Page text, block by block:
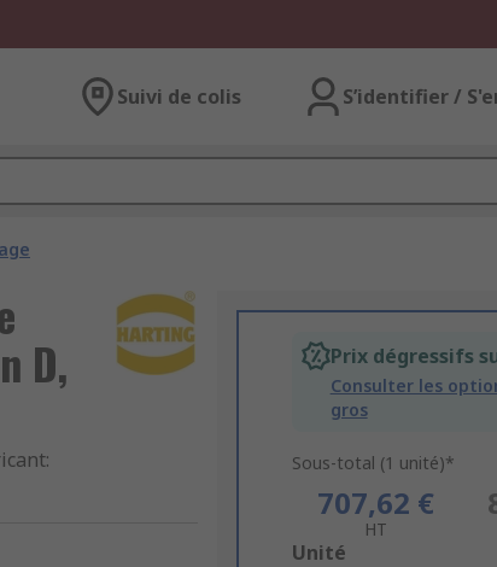
Suivi de colis S’identifier /
D,
:
Prix dégressifs
Consulter les
gros
Sous-total (1 unité)*
707,62 €
HT
Add
Unité